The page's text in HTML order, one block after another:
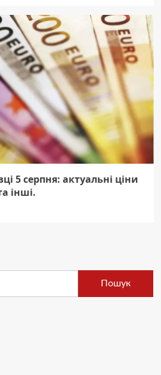
5 серпня: актуальні ціни
інші.
Пошук